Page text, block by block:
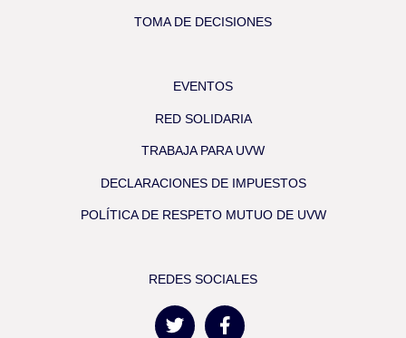
TOMA DE DECISIONES
EVENTOS
RED SOLIDARIA
TRABAJA PARA UVW
DECLARACIONES DE IMPUESTOS
POLÍTICA DE RESPETO MUTUO DE UVW
REDES SOCIALES